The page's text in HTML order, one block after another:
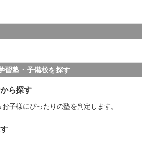
習塾・予備校を探す
ら探す
子様にぴったりの塾を判定します。